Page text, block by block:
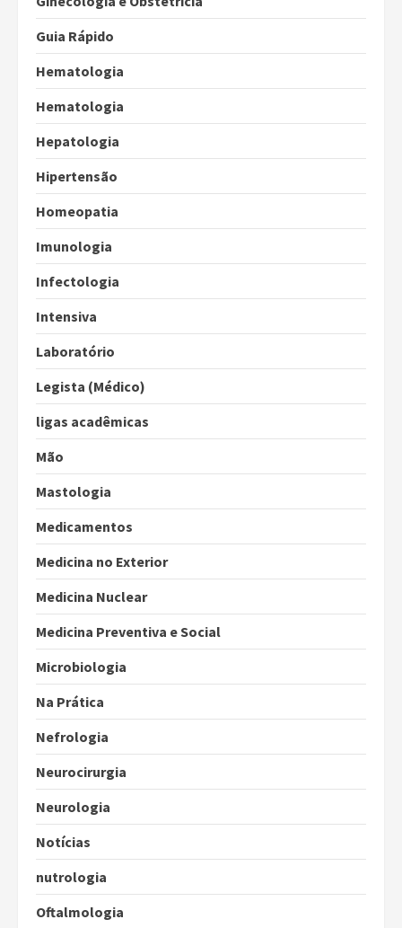
Guia Rápido
Hematologia
Hematologia
Hepatologia
Hipertensão
Homeopatia
Imunologia
Infectologia
Intensiva
Laboratório
Legista (Médico)
ligas acadêmicas
Mão
Mastologia
Medicamentos
Medicina no Exterior
Medicina Nuclear
Medicina Preventiva e Social
Microbiologia
Na Prática
Nefrologia
Neurocirurgia
Neurologia
Notícias
nutrologia
Oftalmologia